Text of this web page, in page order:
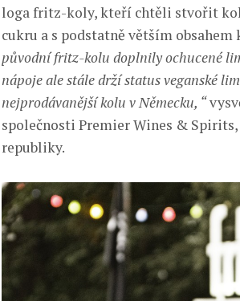
loga fritz-koly, kteří chtěli stvořit
cukru a s podstatně větším obsahem
původní fritz-kolu doplnily ochucené
nápoje ale stále drží status veganské
nejprodávanější kolu v Německu, “
společnosti Premier Wines &
republiky.